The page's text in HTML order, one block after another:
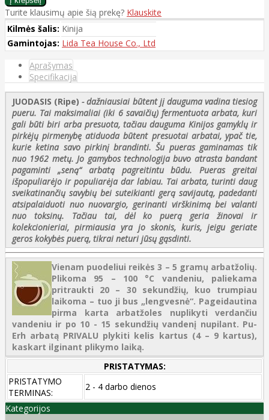
Turite klausimų apie šią prekę? Klauskite
Kilmės šalis: Kinija
Gamintojas: Lida Tea House Co., Ltd
Aprašymas
Specifikacija
JUODASIS (Ripe) - dažniausiai būtent jį dauguma vadina tiesiog
pueru. Tai maksimaliai (iki 6 savaičių) fermentuota arbata, kuri
gali būti biri arba presuota, tačiau dauguma Kinijos gamyklų ir
pirkėjų pirmenybę atiduoda būtent presuotai arbatai, ypač tie,
kurie ketina savo pirkinį brandinti. Šu pueras gaminamas tik
nuo 1962 metų. Jo gamybos technologija buvo atrasta bandant
pagaminti „seną“ arbatą pagreitintu būdu. Pueras greitai
išpopuliarėjo ir populiarėja dar labiau. Tai arbata, turinti daug
sveikatinančių savybių bei suteikianti gerą savijautą, padedanti
atsipalaiduoti nuo nuovargio, gerinanti virškinimą bei valanti
nuo toksinų. Tačiau tai, dėl ko puerą geria žinovai ir
kolekcionieriai, pirmiausia yra jo skonis, kuris, jeigu geriate
geros kokybės puerą, tikrai neturi jūsų gąsdinti.
Vienam puodeliui reikės 3 – 5 gramų arbatžolių.
Plikoma 95 – 100 °C vandeniu, paliekama
pritraukti 20 – 30 sekundžių, kuo trumpiau
laikoma – tuo ji bus „lengvesnė“. Pageidautina
pirma karta arbatžoles nuplikyti verdančiu
vandeniu ir po 10 - 15 sekundžių vandenį nupilant. Pu-
Erh arbatą PRIVALU plykiti kelis kartus (4 – 9 kartus),
kaskart ilginant plikymo laiką.
PRISTATYMAS:
PRISTATYMO
TERMINAS:
2 - 4 darbo dienos
Kategorijos